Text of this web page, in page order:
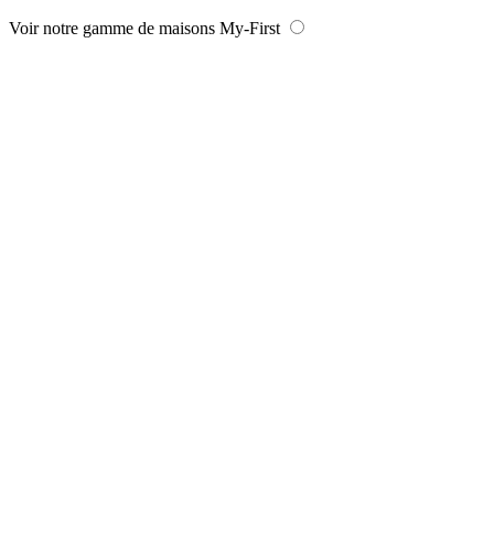
Voir notre gamme de maisons My-First